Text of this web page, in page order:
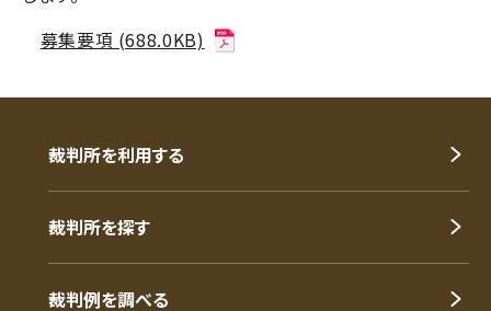
募集要項 (688.0KB)
裁判所を利用する
裁判所を探す
裁判例を調べる